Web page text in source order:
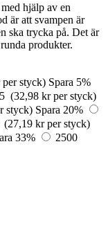
hjälp av en
är att svampen är
ska trycka på. Det är
produkter.
styck) Spara 5%
(32,98 kr per styck)
styck) Spara 20%
(27,19 kr per styck)
33%
2500